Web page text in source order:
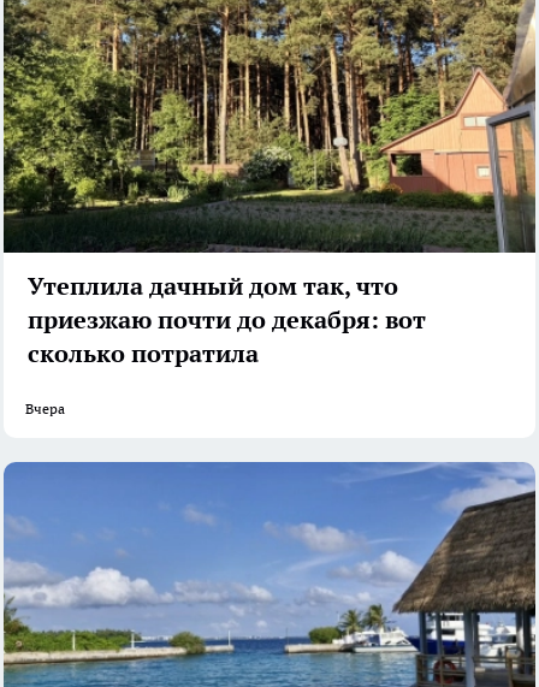
Утеплила дачный дом так, что
приезжаю почти до декабря: вот
сколько потратила
Вчера